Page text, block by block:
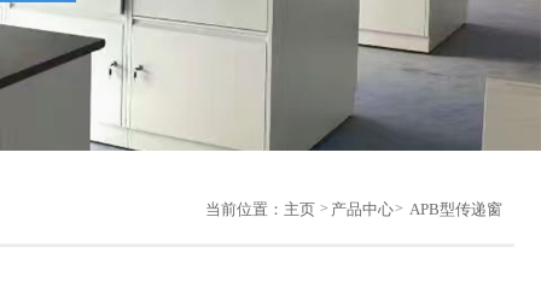
当前位置： 主页 产品中心 APB型传递窗